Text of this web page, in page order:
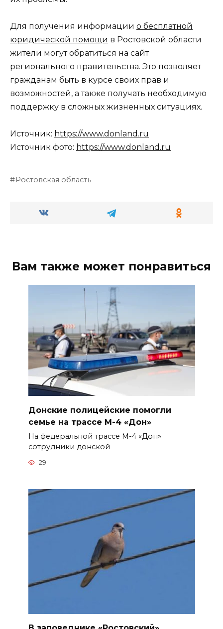
Для получения информации о бесплатной
юридической помощи в Ростовской области
жители могут обратиться на сайт
регионального правительства. Это позволяет
гражданам быть в курсе своих прав и
возможностей, а также получать необходимую
поддержку в сложных жизненных ситуациях.
Источник: https://www.donland.ru
Источник фото: https://www.donland.ru
Ростовская область
Вам также может понравиться
Донские полицейские помогли
семье на трассе М-4 «Дон»
На федеральной трассе М-4 «Дон»
сотрудники донской
29